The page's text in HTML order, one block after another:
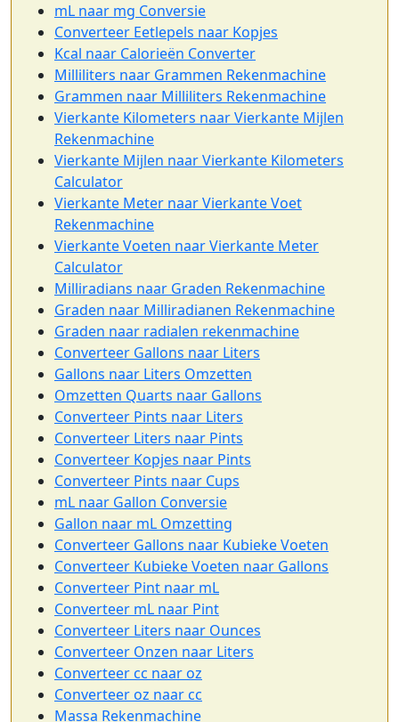
mL naar mg Conversie
Converteer Eetlepels naar Kopjes
Kcal naar Calorieën Converter
Milliliters naar Grammen Rekenmachine
Grammen naar Milliliters Rekenmachine
Vierkante Kilometers naar Vierkante Mijlen
Rekenmachine
Vierkante Mijlen naar Vierkante Kilometers
Calculator
Vierkante Meter naar Vierkante Voet
Rekenmachine
Vierkante Voeten naar Vierkante Meter
Calculator
Milliradians naar Graden Rekenmachine
Graden naar Milliradianen Rekenmachine
Graden naar radialen rekenmachine
Converteer Gallons naar Liters
Gallons naar Liters Omzetten
Omzetten Quarts naar Gallons
Converteer Pints naar Liters
Converteer Liters naar Pints
Converteer Kopjes naar Pints
Converteer Pints naar Cups
mL naar Gallon Conversie
Gallon naar mL Omzetting
Converteer Gallons naar Kubieke Voeten
Converteer Kubieke Voeten naar Gallons
Converteer Pint naar mL
Converteer mL naar Pint
Converteer Liters naar Ounces
Converteer Onzen naar Liters
Converteer cc naar oz
Converteer oz naar cc
Massa Rekenmachine